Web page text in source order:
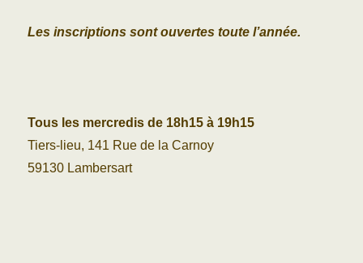
Les inscriptions sont ouvertes toute l’année.
Tous les mercredis de 18h15 à 19h15
Tiers-lieu, 141 Rue de la Carnoy
59130 Lambersart